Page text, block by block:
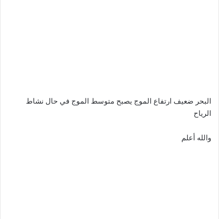
البحر ضعيف ارتفاع الموج يصبح متوسط الموج في حال نشاط
الرياح
والله أعلم